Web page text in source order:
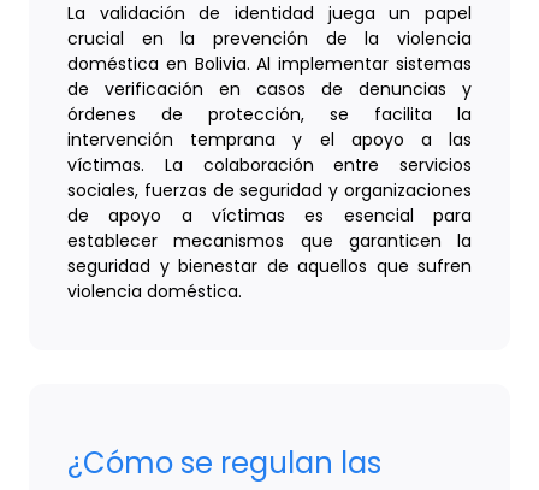
La validación de identidad juega un papel
crucial en la prevención de la violencia
doméstica en Bolivia. Al implementar sistemas
de verificación en casos de denuncias y
órdenes de protección, se facilita la
intervención temprana y el apoyo a las
víctimas. La colaboración entre servicios
sociales, fuerzas de seguridad y organizaciones
de apoyo a víctimas es esencial para
establecer mecanismos que garanticen la
seguridad y bienestar de aquellos que sufren
violencia doméstica.
¿Cómo se regulan las